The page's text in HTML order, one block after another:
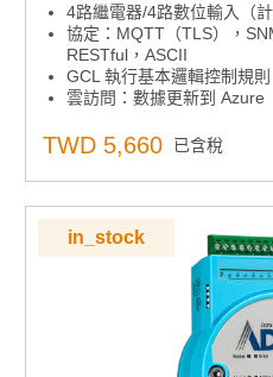
4路繼電器/4路數位輸入（計
協定：MQTT（TLS），
RESTful，ASCII
GCL 執行基本邏輯控制規則
雲訪問：數據更新到 Azure
用於映射 I/O 狀態的對等功能
內置網路伺服器
用於恢復系統的看門狗定時
TWD 5,660 已含稅
in_stock